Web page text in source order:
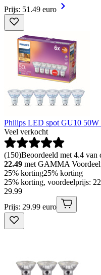
Prijs: 51.49 euro
Philips LED spot GU10 50W
Veel verkocht
(150)Beoordeeld met 4.4 van
22.49 met GAMMA
25% korting25% korting
25% korting, voordeelprijs:
29.99
Prijs: 29.99 euro